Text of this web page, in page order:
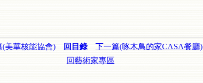
(美華核能協會) 回目錄
下一篇(啄木鳥的家CASA餐廳)
回藝術家專區